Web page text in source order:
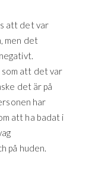
att det var
men det
som att det var
det är på
har
att ha badat i
på huden.